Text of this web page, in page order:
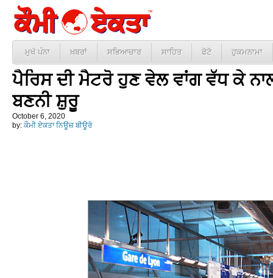
ਮੁਖੱ ਪੰਨਾ ਖ਼ਬਰਾਂ ਸਭਿਆਚਾਰ ਸਾਹਿਤ ਫੋਟੋ ਹੁਕਮਨਾਮਾ
ਪੈਰਿਸ ਦੀ ਮੈਟਰੋ ਹੁਣ ਵੇਲ ਵਾਂਗ ਵੱਧ ਕੇ
ਬਣਨੀ ਸ਼ੁਰੂ
October 6, 2020
by: ਕੌਮੀ ਏਕਤਾ ਨਿਊਜ਼ ਬੀਊਰੋ